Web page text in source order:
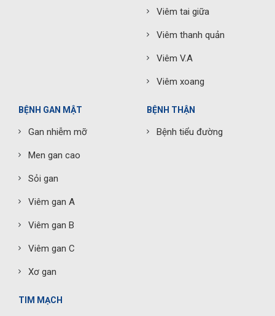
Viêm tai giữa
Viêm thanh quản
Viêm V.A
Viêm xoang
BỆNH GAN MẬT
Gan nhiễm mỡ
Men gan cao
Sỏi gan
Viêm gan A
Viêm gan B
Viêm gan C
Xơ gan
BỆNH THẬN
Bệnh tiểu đường
TIM MẠCH